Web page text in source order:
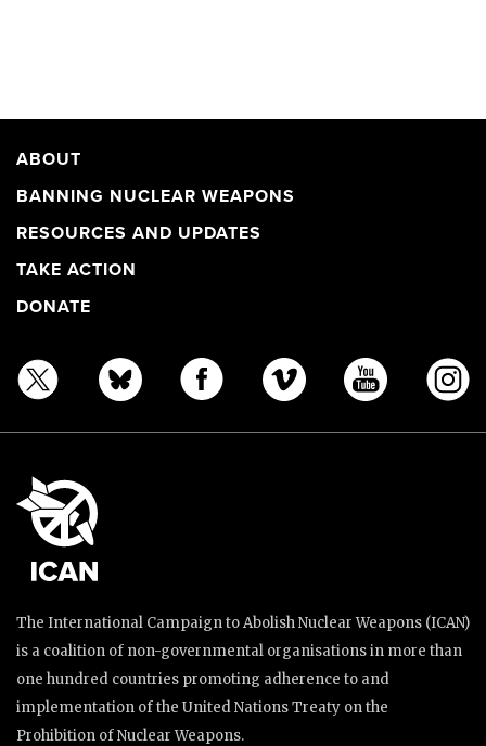
ABOUT
BANNING NUCLEAR WEAPONS
RESOURCES AND UPDATES
TAKE ACTION
DONATE
The International Campaign to Abolish Nuclear Weapons (ICAN)
is a coalition of non-governmental organisations in more than
one hundred countries promoting adherence to and
implementation of the United Nations Treaty on the
Prohibition of Nuclear Weapons.